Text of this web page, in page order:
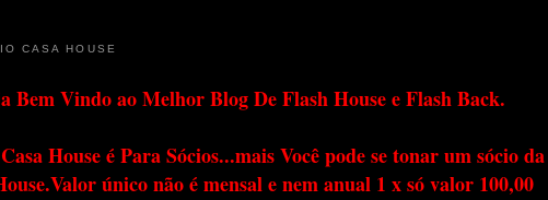
CASA HOUSE
Bem Vindo ao Melhor Blog De Flash House e Flash Back.
House é Para Sócios...mais Você pode se tonar um sócio da
único não é mensal e nem anual 1 x só valor 100,00